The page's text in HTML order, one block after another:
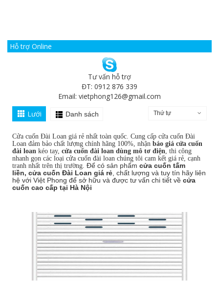
Hỗ trợ Online
Tư vấn hỗ trợ
ĐT: 0912 876 339
Email: vietphong126@gmail.com
Lưới
Danh sách Thứ tự
Cửa cuốn Đài Loan giá rẻ nhất toàn quốc. Cung cấp cửa cuốn Đài
Loan đảm bảo chất lượng chính hãng 100%, nhận báo giá cửa cuốn
đài loan kéo tay, cửa cuốn đài loan dùng mô tơ điện , thi công
nhanh gọn các loại cửa cuốn đài loan chúng tôi cam kết giá rẻ, cạnh
tranh nhất trên thị trường. Để có sản phẩm cửa cuốn tấm
liền, cửa cuốn Đài Loan giá rẻ , chất lượng và tuy tín hãy liên
hệ với Việt Phong để sở hữu và được tư vấn chi tiết về cửa
cuốn cao cấp tại Hà Nội